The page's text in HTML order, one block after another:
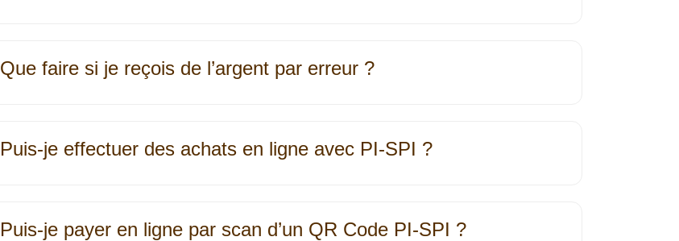
Que faire si je reçois de l’argent par erreur ?
Puis-je effectuer des achats en ligne avec PI‐SPI ?
Puis-je payer en ligne par scan d’un QR Code PI‐SPI ?